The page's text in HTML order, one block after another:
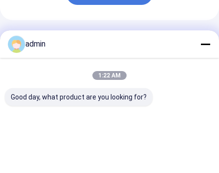
अनुशंसित उत्पाद
admin
1:22 AM
Good day, what product are you looking for?